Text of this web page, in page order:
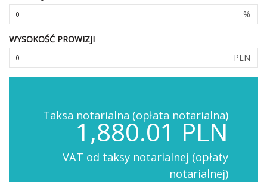
%
WYSOKOŚĆ PROWIZJI
PLN
Taksa notarialna (opłata notarialna)
1,880.01 PLN
VAT od taksy notarialnej (opłaty
notarialnej)